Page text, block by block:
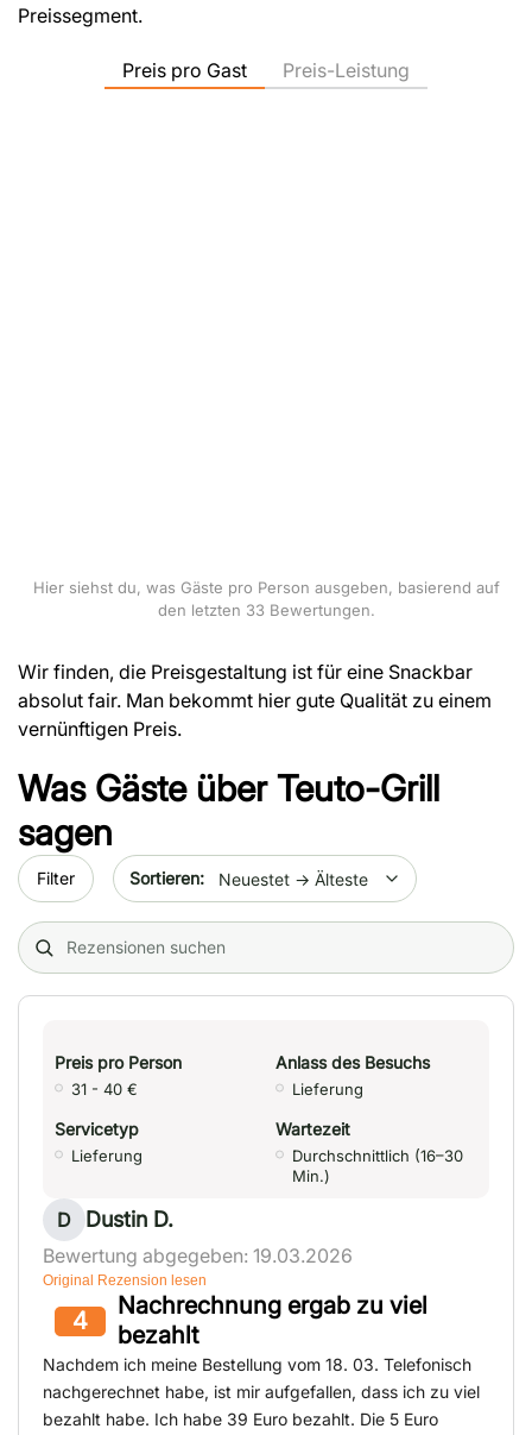
Preissegment.
Preis pro Gast Preis-Leistung
Hier siehst du, was Gäste pro Person ausgeben, basierend auf
den letzten 33 Bewertungen.
Wir finden, die Preisgestaltung ist für eine Snackbar
absolut fair. Man bekommt hier gute Qualität zu einem
vernünftigen Preis.
Was Gäste überTeuto-Grill
sagen
Filter Sort by date
Search (title/text)
Preis pro Person
31 - 40 €
Anlass des Besuchs
Lieferung
Servicetyp
Lieferung
Wartezeit
Durchschnittlich (16–30
Min.)
D Dustin D.
Bewertung abgegeben: 19.03.2026
Original Rezension lesen
4
Nachrechnung ergab zu viel
bezahlt
Nachdem ich meine Bestellung vom 18. 03. Telefonisch
nachgerechnet habe, ist mir aufgefallen, dass ich zu viel
bezahlt habe. Ich habe 39 Euro bezahlt. Die 5 Euro